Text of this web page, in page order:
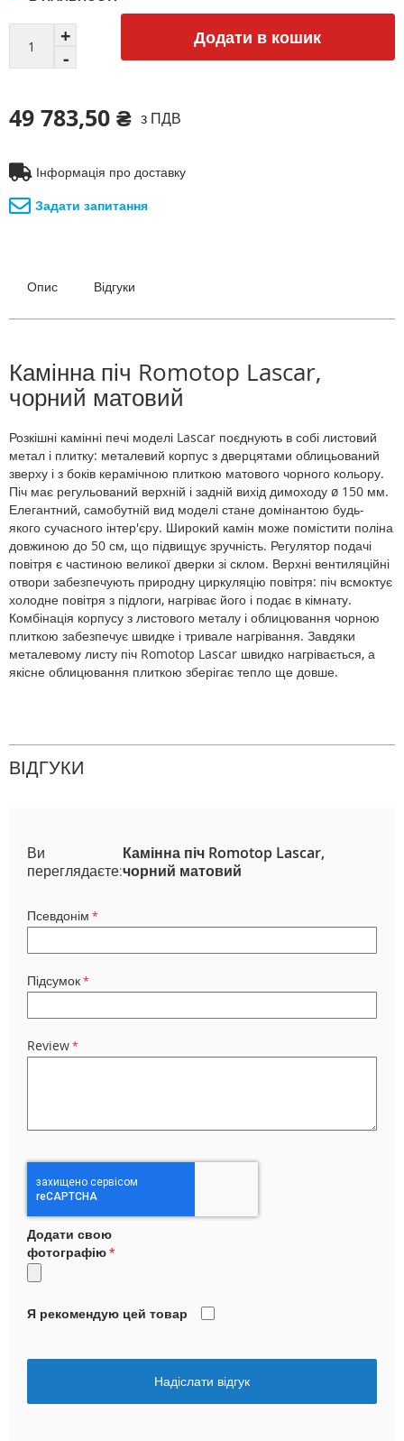
Додати в кошик
49 783,50 ₴ з ПДВ
Інформація про доставку
Задати запитання
Опис Відгуки
Камінна піч Romotop Lascar,
чорний матовий
Розкішні камінні печі моделі Lascar поєднують в собі листовий
метал і плитку: металевий корпус з дверцятами облицьований
зверху і з боків керамічною плиткою матового чорного кольору.
Піч має регульований верхній і задній вихід димоходу ø 150 мм.
Елегантний, самобутній вид моделі стане домінантою будь-
якого сучасного інтер'єру. Широкий камін може помістити поліна
довжиною до 50 см, що підвищує зручність. Регулятор подачі
повітря є частиною великої дверки зі склом. Верхні вентиляційні
отвори забезпечують природну циркуляцію повітря: піч всмоктує
холодне повітря з підлоги, нагріває його і подає в кімнату.
Комбінація корпусу з листового металу і облицювання чорною
плиткою забезпечує швидке і тривале нагрівання. Завдяки
металевому листу піч Romotop Lascar швидко нагрівається, а
якісне облицювання плиткою зберігає тепло ще довше.
ВІДГУКИ
Ви
переглядаєте:
Камінна піч Romotop Lascar,
чорний матовий
Псевдонім
Підсумок
Review
Додати свою
фотографію
Я рекомендую цей товар
Надіслати відгук